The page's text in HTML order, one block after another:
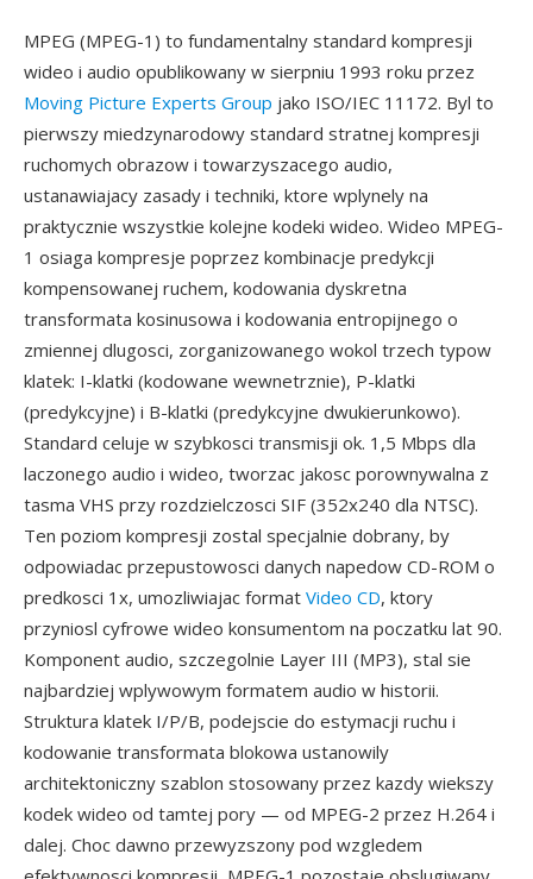
MPEG (MPEG-1) to fundamentalny standard kompresji
wideo i audio opublikowany w sierpniu 1993 roku przez
Moving Picture Experts Group jako ISO/IEC 11172. Byl to
pierwszy miedzynarodowy standard stratnej kompresji
ruchomych obrazow i towarzyszacego audio,
ustanawiajacy zasady i techniki, ktore wplynely na
praktycznie wszystkie kolejne kodeki wideo. Wideo MPEG-
1 osiaga kompresje poprzez kombinacje predykcji
kompensowanej ruchem, kodowania dyskretna
transformata kosinusowa i kodowania entropijnego o
zmiennej dlugosci, zorganizowanego wokol trzech typow
klatek: I-klatki (kodowane wewnetrznie), P-klatki
(predykcyjne) i B-klatki (predykcyjne dwukierunkowo).
Standard celuje w szybkosci transmisji ok. 1,5 Mbps dla
laczonego audio i wideo, tworzac jakosc porownywalna z
tasma VHS przy rozdzielczosci SIF (352x240 dla NTSC).
Ten poziom kompresji zostal specjalnie dobrany, by
odpowiadac przepustowosci danych napedow CD-ROM o
predkosci 1x, umozliwiajac format Video CD, ktory
przyniosl cyfrowe wideo konsumentom na poczatku lat 90.
Komponent audio, szczegolnie Layer III (MP3), stal sie
najbardziej wplywowym formatem audio w historii.
Struktura klatek I/P/B, podejscie do estymacji ruchu i
kodowanie transformata blokowa ustanowily
architektoniczny szablon stosowany przez kazdy wiekszy
kodek wideo od tamtej pory — od MPEG-2 przez H.264 i
dalej. Choc dawno przewyzszony pod wzgledem